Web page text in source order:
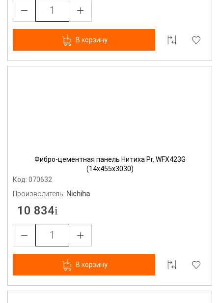
В корзину
Фибро-цементная панель Нитиха Pr. WFX423G
(14х455х3030)
Код: 070632
Производитель: Nichiha
10 834
В корзину